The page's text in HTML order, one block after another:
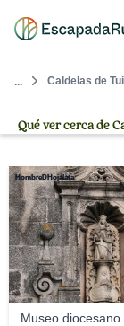
... Caldelas de Tui
Qué ver cerca de
Museo diocesano
HombreDHojalata